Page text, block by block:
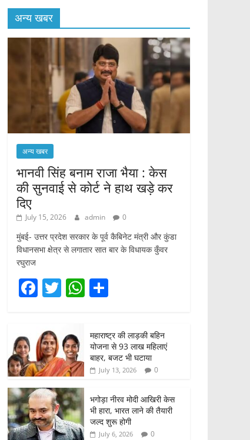
अन्य खबर
अन्य खबर
भानवी सिंह बनाम राजा भैया : केस
की सुनवाई से कोर्ट ने हाथ खड़े कर
दिए
July 15, 2026 admin 0
मुंबई- उत्तर प्रदेश सरकार के पूर्व कैबिनेट मंत्री और कुंडा
विधानसभा क्षेत्र से लगातार सात बार के विधायक कुँवर
रघुराज
F
c
e
b
o
o
k
T
er
W
s
A
p
p
ar
e
महाराष्ट्र की लाड़की बहिन
योजना से 93 लाख महिलाएं
बाहर, बजट भी घटाया
July 13, 2026 0
भगोड़ा नीरव मोदी आखिरी केस
भी हारा, भारत लाने की तैयारी
जल्द शुरू होगी
July 6, 2026 0